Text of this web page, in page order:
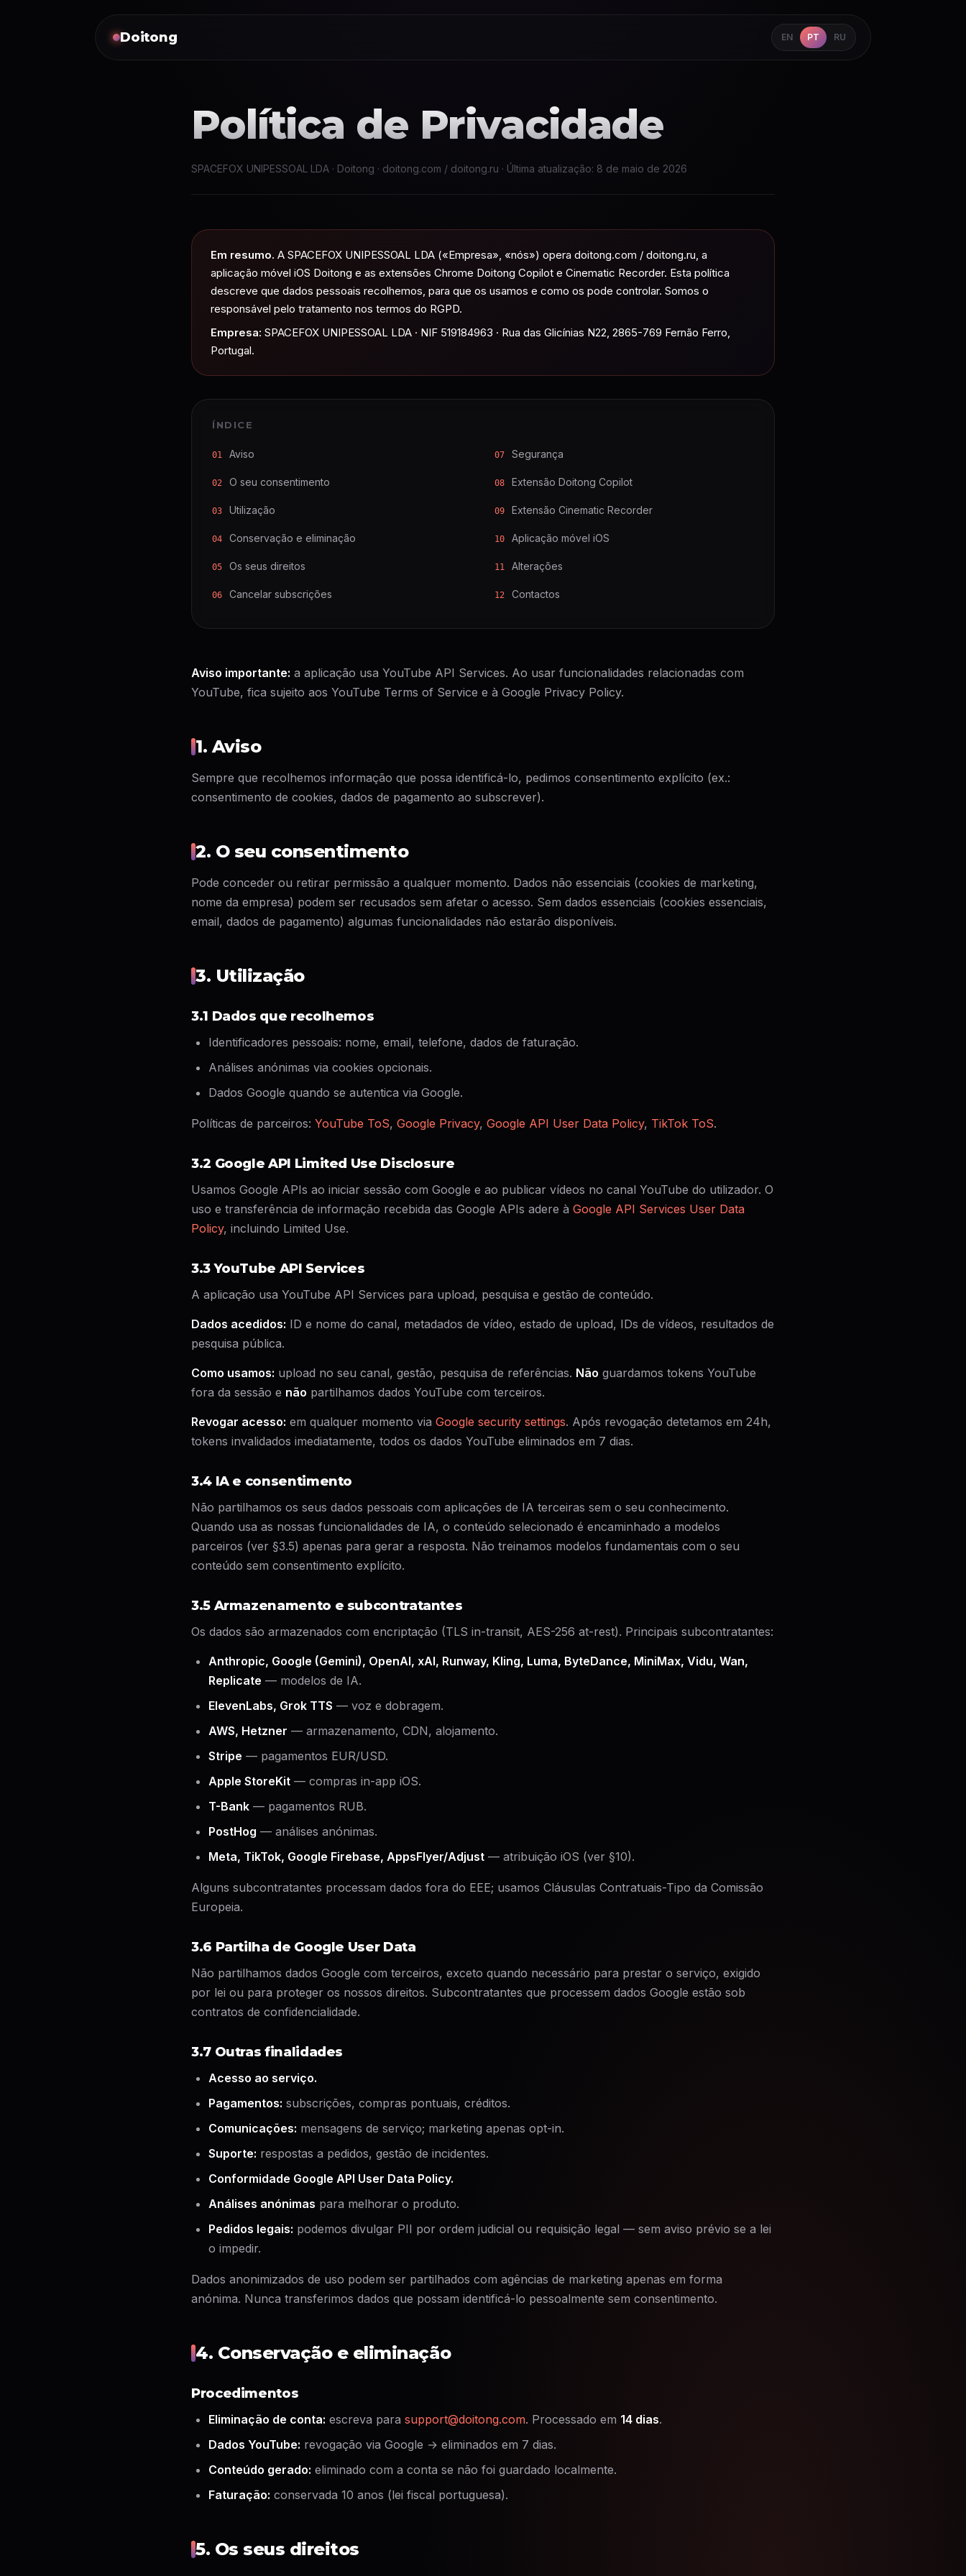
Doitong EN PT RU
Política de Privacidade
SPACEFOX UNIPESSOAL LDA · Doitong · doitong.com / doitong.ru · Última atualização: 8 de maio de 2026
Em resumo. A SPACEFOX UNIPESSOAL LDA («Empresa», «nós») opera doitong.com / doitong.ru, a
aplicação móvel iOS Doitong e as extensões Chrome Doitong Copilot e Cinematic Recorder. Esta política
descreve que dados pessoais recolhemos, para que os usamos e como os pode controlar. Somos o
responsável pelo tratamento nos termos do RGPD.
Empresa: SPACEFOX UNIPESSOAL LDA · NIF 519184963 · Rua das Glicínias N22, 2865-769 Fernão Ferro,
Portugal.
ÍNDICE
01 Aviso
02 O seu consentimento
03 Utilização
04 Conservação e eliminação
05 Os seus direitos
06 Cancelar subscrições
07 Segurança
08 Extensão Doitong Copilot
09 Extensão Cinematic Recorder
10 Aplicação móvel iOS
11 Alterações
12 Contactos
Aviso importante: a aplicação usa YouTube API Services. Ao usar funcionalidades relacionadas com
YouTube, fica sujeito aos YouTube Terms of Service e à Google Privacy Policy.
1. Aviso
Sempre que recolhemos informação que possa identificá-lo, pedimos consentimento explícito (ex.:
consentimento de cookies, dados de pagamento ao subscrever).
2. O seu consentimento
Pode conceder ou retirar permissão a qualquer momento. Dados não essenciais (cookies de marketing,
nome da empresa) podem ser recusados sem afetar o acesso. Sem dados essenciais (cookies essenciais,
email, dados de pagamento) algumas funcionalidades não estarão disponíveis.
3. Utilização
3.1 Dados que recolhemos
Identificadores pessoais: nome, email, telefone, dados de faturação.
Análises anónimas via cookies opcionais.
Dados Google quando se autentica via Google.
Políticas de parceiros: YouTube ToS, Google Privacy, Google API User Data Policy, TikTok ToS.
3.2 Google API Limited Use Disclosure
Usamos Google APIs ao iniciar sessão com Google e ao publicar vídeos no canal YouTube do utilizador. O
uso e transferência de informação recebida das Google APIs adere à Google API Services User Data
Policy, incluindo Limited Use.
3.3 YouTube API Services
A aplicação usa YouTube API Services para upload, pesquisa e gestão de conteúdo.
Dados acedidos: ID e nome do canal, metadados de vídeo, estado de upload, IDs de vídeos, resultados de
pesquisa pública.
Como usamos: upload no seu canal, gestão, pesquisa de referências. Não guardamos tokens YouTube
fora da sessão e não partilhamos dados YouTube com terceiros.
Revogar acesso: em qualquer momento via Google security settings. Após revogação detetamos em 24h,
tokens invalidados imediatamente, todos os dados YouTube eliminados em 7 dias.
3.4 IA e consentimento
Não partilhamos os seus dados pessoais com aplicações de IA terceiras sem o seu conhecimento.
Quando usa as nossas funcionalidades de IA, o conteúdo selecionado é encaminhado a modelos
parceiros (ver §3.5) apenas para gerar a resposta. Não treinamos modelos fundamentais com o seu
conteúdo sem consentimento explícito.
3.5 Armazenamento e subcontratantes
Os dados são armazenados com encriptação (TLS in-transit, AES-256 at-rest). Principais subcontratantes:
Anthropic, Google (Gemini), OpenAI, xAI, Runway, Kling, Luma, ByteDance, MiniMax, Vidu, Wan,
Replicate — modelos de IA.
ElevenLabs, Grok TTS — voz e dobragem.
AWS, Hetzner — armazenamento, CDN, alojamento.
Stripe — pagamentos EUR/USD.
Apple StoreKit — compras in-app iOS.
T-Bank — pagamentos RUB.
PostHog — análises anónimas.
Meta, TikTok, Google Firebase, AppsFlyer/Adjust — atribuição iOS (ver §10).
Alguns subcontratantes processam dados fora do EEE; usamos Cláusulas Contratuais-Tipo da Comissão
Europeia.
3.6 Partilha de Google User Data
Não partilhamos dados Google com terceiros, exceto quando necessário para prestar o serviço, exigido
por lei ou para proteger os nossos direitos. Subcontratantes que processem dados Google estão sob
contratos de confidencialidade.
3.7 Outras finalidades
Acesso ao serviço.
Pagamentos: subscrições, compras pontuais, créditos.
Comunicações: mensagens de serviço; marketing apenas opt-in.
Suporte: respostas a pedidos, gestão de incidentes.
Conformidade Google API User Data Policy.
Análises anónimas para melhorar o produto.
Pedidos legais: podemos divulgar PII por ordem judicial ou requisição legal — sem aviso prévio se a lei
o impedir.
Dados anonimizados de uso podem ser partilhados com agências de marketing apenas em forma
anónima. Nunca transferimos dados que possam identificá-lo pessoalmente sem consentimento.
4. Conservação e eliminação
Procedimentos
Eliminação de conta: escreva para support@doitong.com. Processado em 14 dias.
Dados YouTube: revogação via Google → eliminados em 7 dias.
Conteúdo gerado: eliminado com a conta se não foi guardado localmente.
Faturação: conservada 10 anos (lei fiscal portuguesa).
5. Os seus direitos